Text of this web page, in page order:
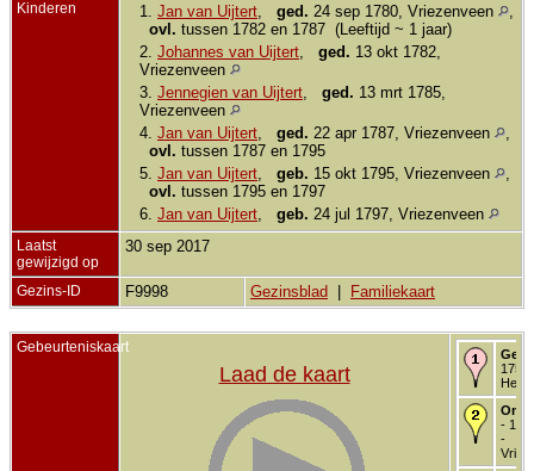
Kinderen 1. Jan van Uijtert ged. 24 sep 1780, Vriezenveen
ovl. tussen 1782 en 1787 (Leeftijd ~ 1 jaar)
2. Johannes van Uijtert ged. 13 okt 1782,
Vriezenveen
3. Jennegien van Uijtert ged. 13 mrt 1785,
Vriezenveen
4. Jan van Uijtert ged. 22 apr 1787, Vriezenveen
ovl. tussen 1787 en 1795
5. Jan van Uijtert geb. 15 okt 1795, Vriezenveen
ovl. tussen 1795 en 1797
6. Jan van Uijtert geb. 24 jul 1797, Vriezenveen
Laatst
gewijzigd op
30 sep 2017
Gezins-ID F9998 Gezinsblad Familiekaart
Gebeurteniskaart
Laad de kaart
1753
- 15
-